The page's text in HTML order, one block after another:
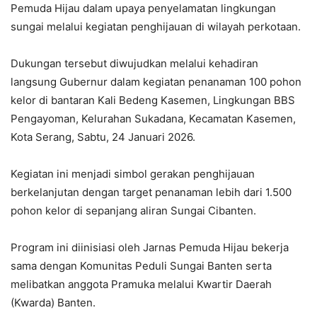
Pemuda Hijau dalam upaya penyelamatan lingkungan
sungai melalui kegiatan penghijauan di wilayah perkotaan.
Dukungan tersebut diwujudkan melalui kehadiran
langsung Gubernur dalam kegiatan penanaman 100 pohon
kelor di bantaran Kali Bedeng Kasemen, Lingkungan BBS
Pengayoman, Kelurahan Sukadana, Kecamatan Kasemen,
Kota Serang, Sabtu, 24 Januari 2026.
‎Kegiatan ini menjadi simbol gerakan penghijauan
berkelanjutan dengan target penanaman lebih dari 1.500
pohon kelor di sepanjang aliran Sungai Cibanten.
Program ini diinisiasi oleh Jarnas Pemuda Hijau bekerja
sama dengan Komunitas Peduli Sungai Banten serta
melibatkan anggota Pramuka melalui Kwartir Daerah
(Kwarda) Banten.